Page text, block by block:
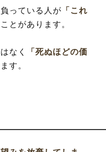
っている人が 「これ
とがあります。
なく
「死ぬほどの価
す。